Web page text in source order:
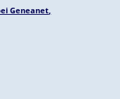
Geneanet,